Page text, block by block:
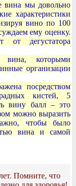
вина мы довольно
характеристики
вино по 100
ему оценку.
от дегустатора
вина, которыми
организации
посредством
кистей, 5
вину балл – это
можно выразить
чтобы было
вина и самой
Помните, что